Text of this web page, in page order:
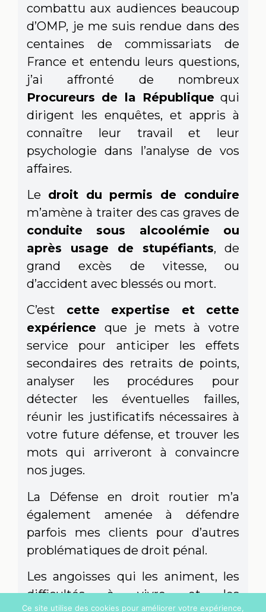
combattu aux audiences beaucoup
d’OMP, je me suis rendue dans des
centaines de commissariats de
France et entendu leurs questions,
j’ai affronté de nombreux
Procureurs de la Républiquequi
dirigent les enquêtes, et appris à
connaître leur travail et leur
psychologie dans l’analyse de vos
affaires.
Le droit du permis de conduire
m’amène à traiter des cas graves de
conduite sous alcoolémie ou
après usage de stupéfiants, de
grand excès de vitesse, ou
d’accident avec blessés ou mort.
C’est cette expertise et cette
expérience que je mets à votre
service pour anticiper les effets
secondaires des retraits de points,
analyser les procédures pour
détecter les éventuelles failles,
réunir les justificatifs nécessaires à
votre future défense, et trouver les
mots qui arriveront à convaincre
nos juges.
La Défense en droit routier m’a
également amenée à défendre
parfois mes clients pour d’autres
problématiques de droit pénal.
Les angoisses qui les animent, les
difficultés à vivre et les
Ce site utilise des cookies pour améliorer votre expérience,